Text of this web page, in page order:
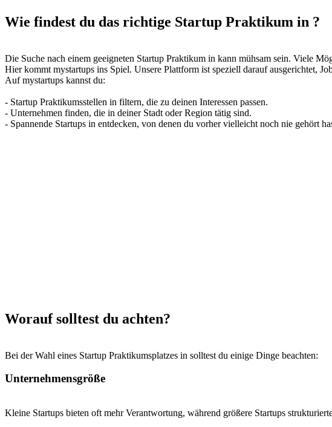
Wie findest du das richtige Startup Praktikum in ?
Die Suche nach einem geeigneten Startup Praktikum in kann mühsam sein. Viele
Hier kommt mystartups ins Spiel. Unsere Plattform ist speziell darauf ausgerichtet,
Auf mystartups kannst du:
- Startup Praktikumsstellen in filtern, die zu deinen Interessen passen.
- Unternehmen finden, die in deiner Stadt oder Region tätig sind.
- Spannende Startups in entdecken, von denen du vorher vielleicht noch nie gehört
Worauf solltest du achten?
Bei der Wahl eines Startup Praktikumsplatzes in solltest du einige Dinge beachten:
Unternehmensgröße
Kleine Startups bieten oft mehr Verantwortung, während größere Startups